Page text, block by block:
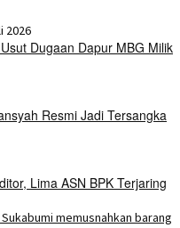
2026
Dugaan Dapur MBG Milik
Resmi Jadi Tersangka
Lima ASN BPK Terjaring